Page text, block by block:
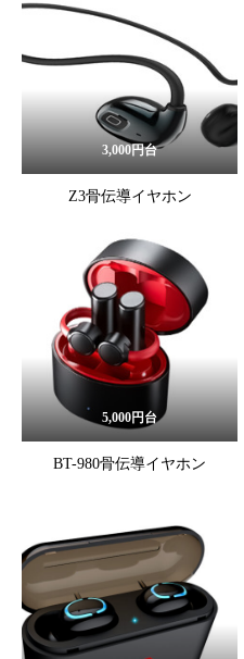
3,000円台
Z3骨伝導イヤホン
5,000円台
BT-980骨伝導イヤホン